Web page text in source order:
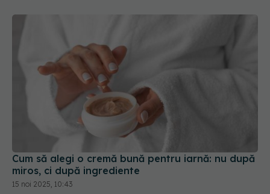
Cum să alegi o cremă bună pentru iarnă: nu după
miros, ci după ingrediente
15 noi 2025, 10:43